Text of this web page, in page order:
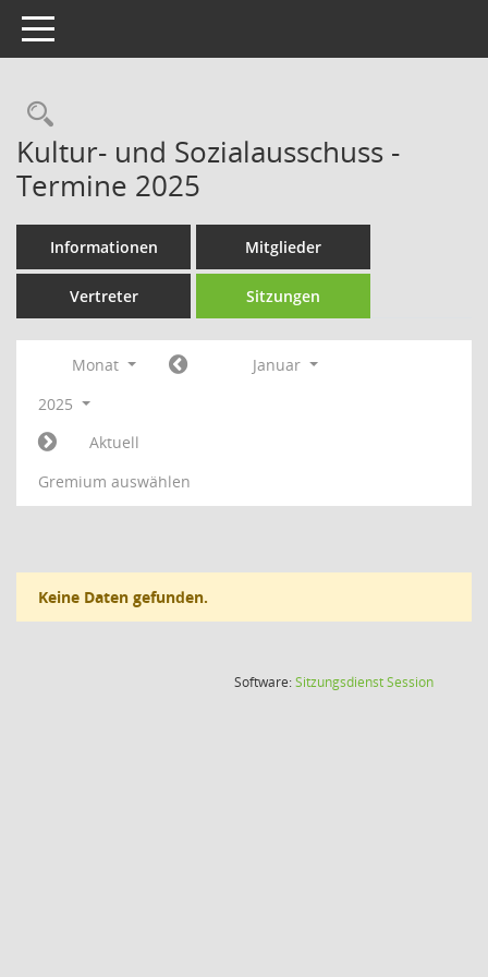
Toggle navigation
Rechercheauswahl
Kultur- und Sozialausschuss -
Termine 2025
Informationen Mitglieder
Vertreter Sitzungen
Monat
Januar
2025
Aktuell
Gremium auswählen
Keine Daten gefunden.
Software:SitzungsdienstSession(Wird in